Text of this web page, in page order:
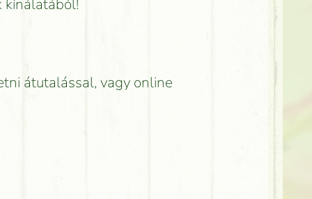
kínálatából!
átutalással, vagy online